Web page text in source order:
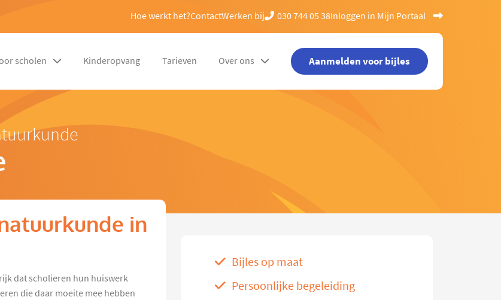
Hoe werkt het?ContactWerken bij 030 744 05 38Inloggen in Mijn Portaal
scholen Kinderopvang Tarieven Over ons Aanmelden voor bijles
in
dat scholieren hun huiswerk
die daar moeite mee hebben
Bijles op maat
Persoonlijke begeleiding